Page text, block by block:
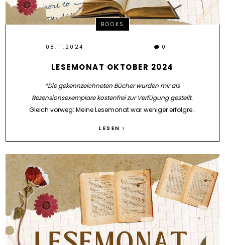
BOOKS
08.11.2024 0
LESEMONAT OKTOBER 2024
*Die gekennzeichneten Bücher wurden mir als
Rezensionsexemplare kostenfrei zur Verfügung gestellt.
Gleich vorweg: Meine Lesemonat war weniger erfolgre…
LESEN